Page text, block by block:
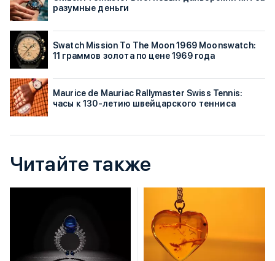
разумные деньги
Swatch Mission To The Moon 1969 Moonswatch:
11 граммов золота по цене 1969 года
Maurice de Mauriac Rallymaster Swiss Tennis:
часы к 130-летию швейцарского тенниса
Читайте также